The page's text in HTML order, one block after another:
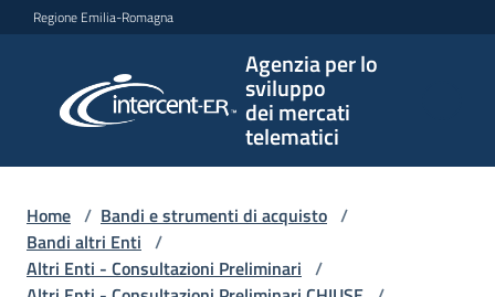
Vai al contenuto
Vai alla navigazione
Vai al footer
Regione Emilia-Romagna
Agenzia per lo
sviluppo
dei mercati
telematici
per lo
sviluppo
telematici
Home / Bandi e strumenti di acquisto /
Bandi altri Enti /
Altri Enti - Consultazioni Preliminari /